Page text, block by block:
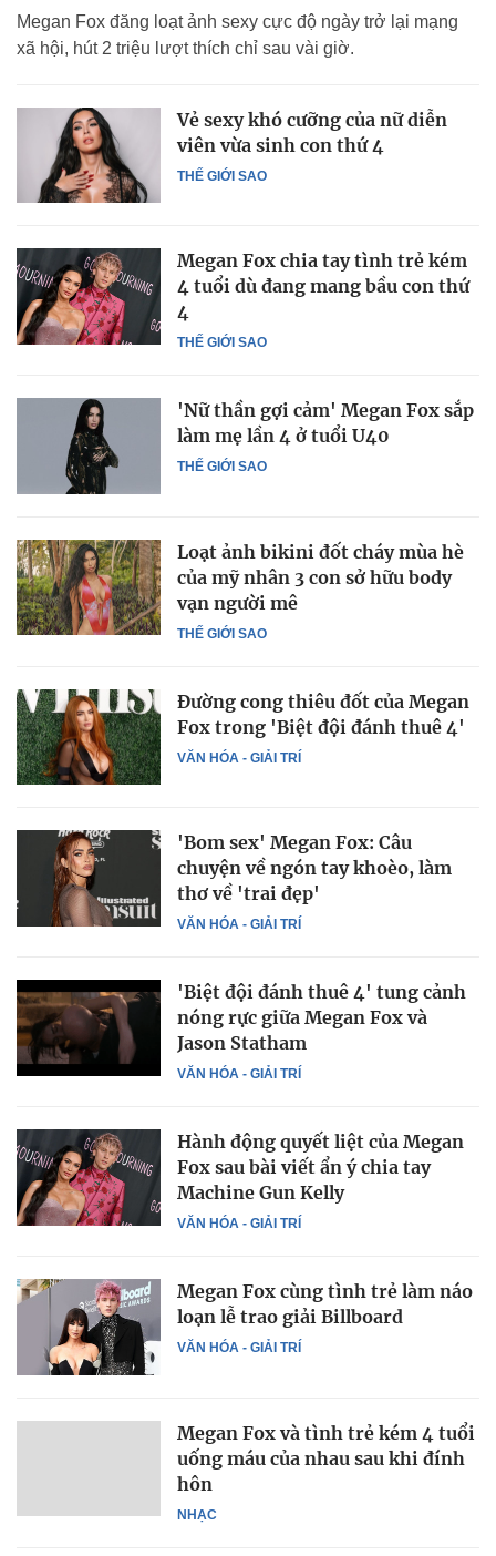
Megan Fox đăng loạt ảnh sexy cực độ ngày trở lại mạng
xã hội, hút 2 triệu lượt thích chỉ sau vài giờ.
THẾ GIỚI SAO
Vẻ sexy khó cưỡng của nữ diễn
viên vừa sinh con thứ 4
THẾ GIỚI SAO
Megan Fox chia tay tình trẻ kém
4 tuổi dù đang mang bầu con thứ
4
THẾ GIỚI SAO
'Nữ thần gợi cảm' Megan Fox sắp
làm mẹ lần 4 ở tuổi U40
THẾ GIỚI SAO
Loạt ảnh bikini đốt cháy mùa hè
của mỹ nhân 3 con sở hữu body
vạn người mê
VĂN HÓA - GIẢI TRÍ
Đường cong thiêu đốt của Megan
Fox trong 'Biệt đội đánh thuê 4'
VĂN HÓA - GIẢI TRÍ
'Bom sex' Megan Fox: Câu
chuyện về ngón tay khoèo, làm
thơ về 'trai đẹp'
VĂN HÓA - GIẢI TRÍ
'Biệt đội đánh thuê 4' tung cảnh
nóng rực giữa Megan Fox và
Jason Statham
VĂN HÓA - GIẢI TRÍ
Hành động quyết liệt của Megan
Fox sau bài viết ẩn ý chia tay
Machine Gun Kelly
VĂN HÓA - GIẢI TRÍ
Megan Fox cùng tình trẻ làm náo
loạn lễ trao giải Billboard
NHẠC
Megan Fox và tình trẻ kém 4 tuổi
uống máu của nhau sau khi đính
hôn